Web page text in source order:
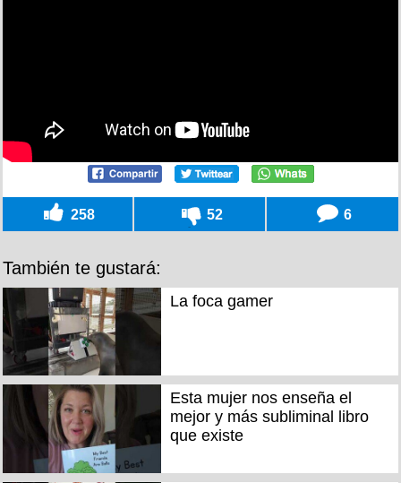
258 52 6
También te gustará:
La foca gamer
Esta mujer nos enseña el
mejor y más subliminal libro
que existe